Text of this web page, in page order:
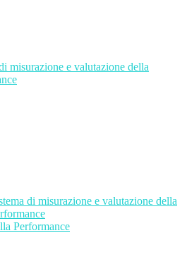
misurazione e valutazione della
di misurazione e valutazione della
Performance